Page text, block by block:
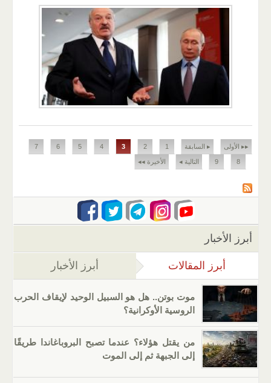
الصفحات
▸▸ الأولى ▸ السابقة 1
2
3
4
5
6
7
8
9 التالية ◂ الأخيرة ◂◂
أبرز الأخبار
أبرز المقالات (علامة التبويب النشطة)
أبرز الأخبار
موت بوتن.. هل هو السبيل الوحيد لإيقاف الحرب
الروسية الأوكرانية؟
من يقتل هؤلاء؟ عندما تصبح البروباغاندا طريقًا
إلى الجبهة ثم إلى الموت